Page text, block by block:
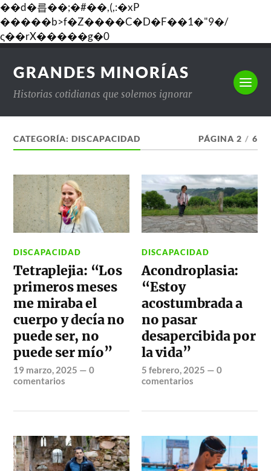
��d�릅��;�#��,(,:�xP
�����b>f�Z����C�D�F��1�"9�/
ς��rX�����g�0
GRANDES MINORÍAS
Historias cotidianas que solemos ignorar
CATEGORÍA:DISCAPACIDAD PÁGINA 2 / 6
DISCAPACIDAD
Tetraplejia: “Los
primeros meses
me miraba el
cuerpo y decía no
puede ser, no
puede ser mío”
19 marzo, 2025 —0
comentarios
DISCAPACIDAD
Acondroplasia:
“Estoy
acostumbrada a
no pasar
desapercibida por
la vida”
5 febrero, 2025 —0
comentarios